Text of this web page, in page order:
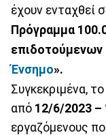
έχουν ενταχθεί
Πρόγραμμα
επιδοτούμενων
Ένσημο».
Συγκεκριμένα,
από 12/6/2023 –
εργαζόμενους